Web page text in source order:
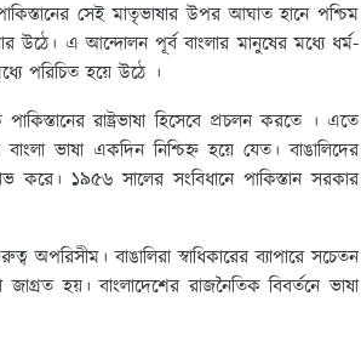
সেই মাতৃভাষার উপর আঘাত হানে পশ্চিম
উঠে। এ আন্দোলন পূর্ব বাংলার মানুষের মধ্যে ধর্ম-
পরিচিত হয়ে উঠে ।
রাষ্ট্রভাষা হিসেবে প্রচলন করতে । এতে
ভাষা একদিন নিশ্চিহ্ন হয়ে যেত। বাঙালিদের
করে। ১৯৫৬ সালের সংবিধানে পাকিস্তান সরকার
অপরিসীম। বাঙালিরা স্বাধিকারের ব্যাপারে সচেতন
হয়। বাংলাদেশের রাজনৈতিক বিবর্তনে ভাষা